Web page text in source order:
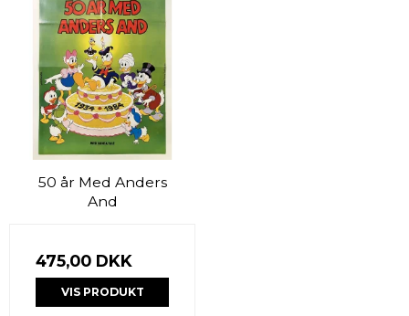
50 år Med Anders
And
475,00 DKK
VIS PRODUKT